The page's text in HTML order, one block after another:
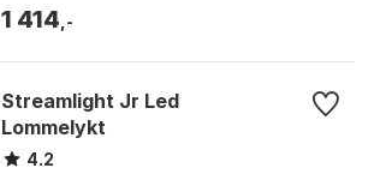
1 414 ,-
Streamlight Jr Led
Lommelykt
4.2